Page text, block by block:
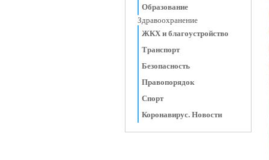
Образование
Здравоохранение
ЖКХ и благоустройство
Транспорт
Безопасность
Правопорядок
Спорт
Коронавирус. Новости